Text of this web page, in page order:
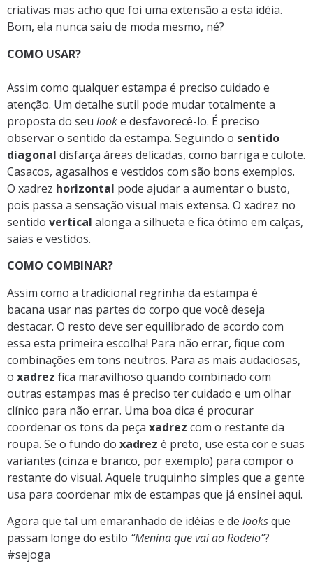
criativas mas acho que foi uma extensão a esta idéia.
Bom, ela nunca saiu de moda mesmo, né?
COMO USAR?
Assim como qualquer estampa é preciso cuidado e
atenção. Um detalhe sutil pode mudar totalmente a
proposta do seu looke desfavorecê-lo. É preciso
observar o sentido da estampa. Seguindo o sentido
diagonal disfarça áreas delicadas, como barriga e culote.
Casacos, agasalhos e vestidos com são bons exemplos.
O xadrez horizontal pode ajudar a aumentar o busto,
pois passa a sensação visual mais extensa. O xadrez no
sentido vertical alonga a silhueta e fica ótimo em calças,
saias e vestidos.
COMO COMBINAR?
Assim como a tradicional regrinha da estampa é
bacana usar nas partes do corpo que você deseja
destacar. O resto deve ser equilibrado de acordo com
essa esta primeira escolha! Para não errar, fique com
combinações em tons neutros. Para as mais audaciosas,
o xadrez fica maravilhoso quando combinado com
outras estampas mas é preciso ter cuidado e um olhar
clínico para não errar. Uma boa dica é procurar
coordenar os tons da peça xadrez com o restante da
roupa. Se o fundo do xadrez é preto, use esta cor e suas
variantes (cinza e branco, por exemplo) para compor o
restante do visual. Aquele truquinho simples que a gente
usa para coordenar mix de estampas que já ensinei aqui.
Agora que tal um emaranhado de idéias e de looksque
passam longe do estilo “Menina que vai ao Rodeio”?
#sejoga